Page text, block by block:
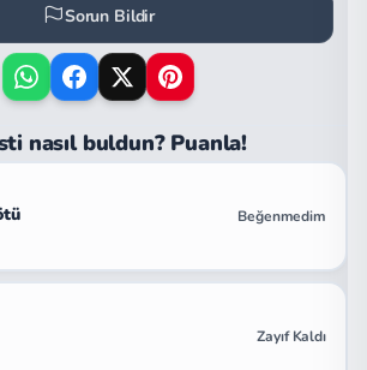
Sorun Bildir
nasıl buldun? Puanla!
Beğenmedim
Zayıf Kaldı